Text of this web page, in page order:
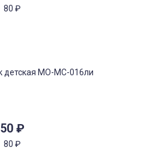
80 ₽
50 ₽
80 ₽